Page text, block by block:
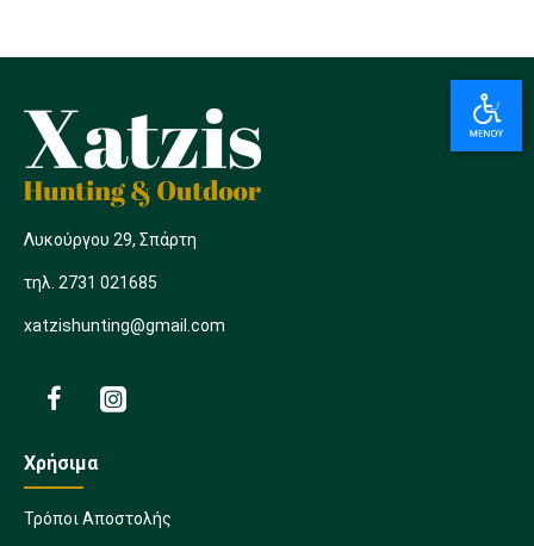
Λυκούργου 29, Σπάρτη
τηλ. 2731 021685
xatzishunting@gmail.com
Χρήσιμα
Τρόποι Αποστολής